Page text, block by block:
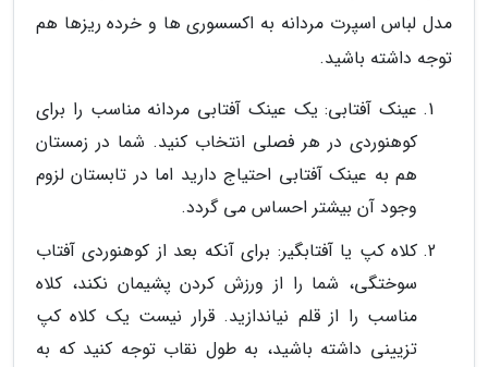
مدل لباس اسپرت مردانه به اکسسوری ها و خرده ریزها هم
توجه داشته باشید.
عینک آفتابی: یک عینک آفتابی مردانه مناسب را برای
کوهنوردی در هر فصلی انتخاب کنید. شما در زمستان
هم به عینک آفتابی احتیاج دارید اما در تابستان لزوم
وجود آن بیشتر احساس می گردد.
کلاه کپ یا آفتابگیر: برای آنکه بعد از کوهنوردی آفتاب
سوختگی، شما را از ورزش کردن پشیمان نکند، کلاه
مناسب را از قلم نیاندازید. قرار نیست یک کلاه کپ
تزیینی داشته باشید، به طول نقاب توجه کنید که به